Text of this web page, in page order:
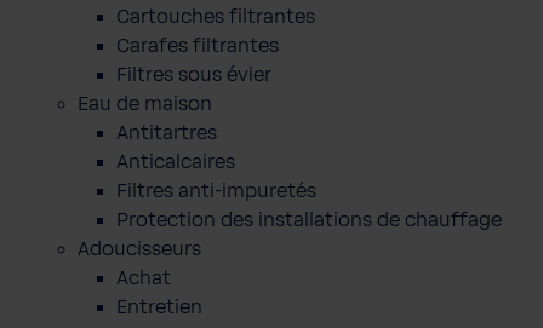
Cartouches filtrantes
Carafes filtrantes
Filtres sous évier
Eau de maison
Antitartres
Anticalcaires
Filtres anti-impuretés
Protection des installations de chauffage
Adoucisseurs
Achat
Entretien